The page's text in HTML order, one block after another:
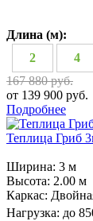
Длина (м):
2
4
167 880 руб.
от 139 900 руб.
Подробнее
Теплица Гриб
Ширина: 3 м
Высота: 2.00 м
Каркас:
Нагрузка: до